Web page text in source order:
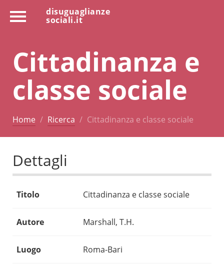
disuguaglianze
sociali.it
Cittadinanza e
classe sociale
Home Ricerca Cittadinanza e classe sociale
Dettagli
Titolo Cittadinanza e classe sociale
Autore Marshall, T.H.
Luogo Roma-Bari